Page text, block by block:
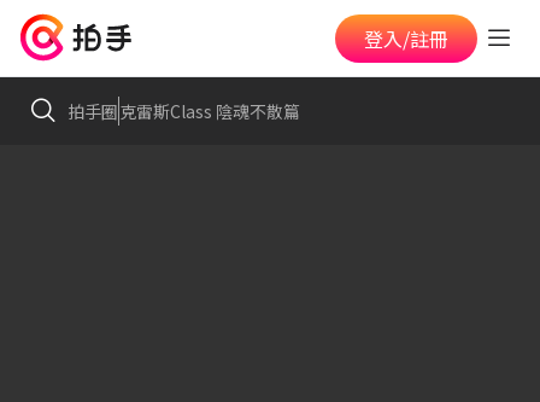
登入/註冊
拍手圈克雷斯Class 陰魂不散篇